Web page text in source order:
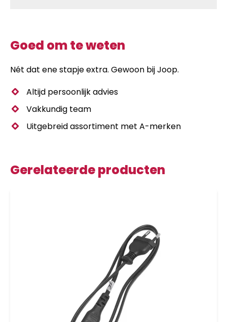
Goed om te weten
Nét dat ene stapje extra. Gewoon bij Joop.
Altijd persoonlijk advies
Vakkundig team
Uitgebreid assortiment met A-merken
Gerelateerde producten